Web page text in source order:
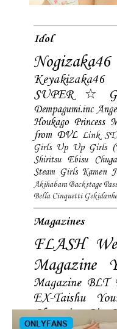
Idol
Nogizaka46
Keyakizaka46
Dempagumi.inc
Houkago Princess
from DVL Link
Girls Up Up Girls
Shiritsu Ebisu
Steam Girls Kamen
Akihabara Backstage Pass
Bella Cinquetti
Magazines
FLASH
Magazine
Magazine BLT
EX-Taishu
Champion Big